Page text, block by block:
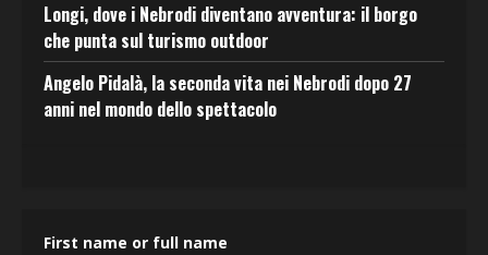
Longi, dove i Nebrodi diventano avventura: il borgo
che punta sul turismo outdoor
Angelo Pidalà, la seconda vita nei Nebrodi dopo 27
anni nel mondo dello spettacolo
First name or full name